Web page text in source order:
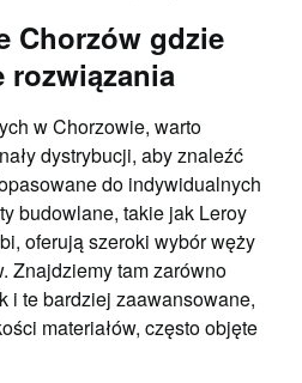
Chorzów gdzie
rozwiązania
w Chorzowie, warto
dystrybucji, aby znaleźć
do indywidualnych
budowlane, takie jak Leroy
oferują szeroki wybór węży
Znajdziemy tam zarówno
i te bardziej zaawansowane,
materiałów, często objęte